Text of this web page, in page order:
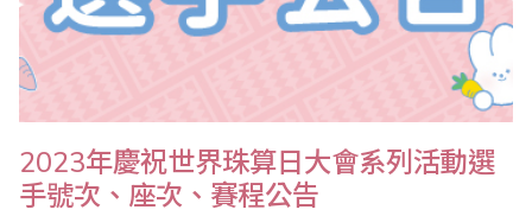
2023年慶祝世界珠算日大會系列活動選
手號次、座次、賽程公告